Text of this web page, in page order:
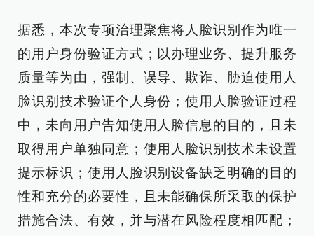
据悉，本次专项治理聚焦将人脸识别作为唯一
的用户身份验证方式；以办理业务、提升服务
质量等为由，强制、误导、欺诈、胁迫使用人
脸识别技术验证个人身份；使用人脸验证过程
中，未向用户告知使用人脸信息的目的，且未
取得用户单独同意；使用人脸识别技术未设置
提示标识；使用人脸识别设备缺乏明确的目的
性和充分的必要性，且未能确保所采取的保护
措施合法、有效，并与潜在风险程度相匹配；